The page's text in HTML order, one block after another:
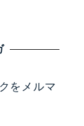
をメルマ